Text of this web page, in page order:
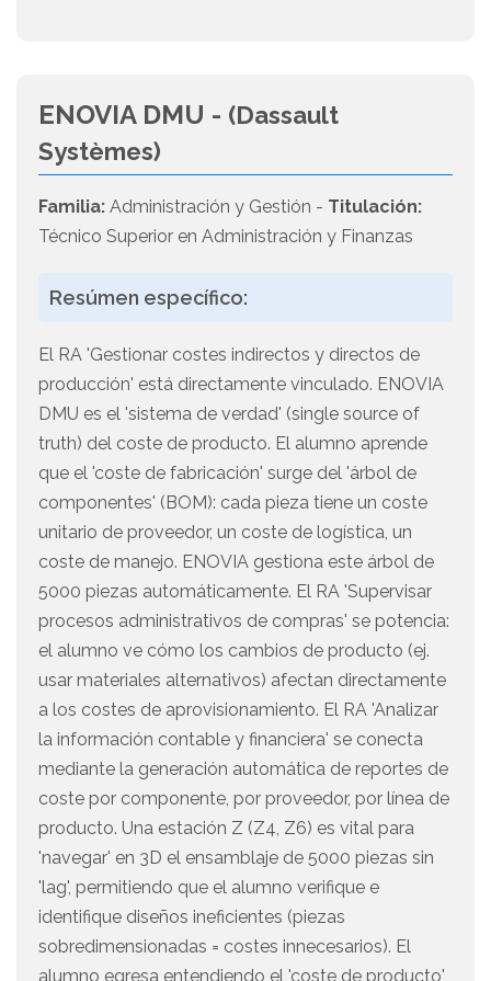
ENOVIA DMU - (Dassault
Systèmes)
Familia: Administración y Gestión - Titulación:
Técnico Superior en Administración y Finanzas
Resúmen específico:
El RA 'Gestionar costes indirectos y directos de
producción' está directamente vinculado. ENOVIA
DMU es el 'sistema de verdad' (single source of
truth) del coste de producto. El alumno aprende
que el 'coste de fabricación' surge del 'árbol de
componentes' (BOM): cada pieza tiene un coste
unitario de proveedor, un coste de logística, un
coste de manejo. ENOVIA gestiona este árbol de
5000 piezas automáticamente. El RA 'Supervisar
procesos administrativos de compras' se potencia:
el alumno ve cómo los cambios de producto (ej.
usar materiales alternativos) afectan directamente
a los costes de aprovisionamiento. El RA 'Analizar
la información contable y financiera' se conecta
mediante la generación automática de reportes de
coste por componente, por proveedor, por línea de
producto. Una estación Z (Z4, Z6) es vital para
'navegar' en 3D el ensamblaje de 5000 piezas sin
'lag', permitiendo que el alumno verifique e
identifique diseños ineficientes (piezas
sobredimensionadas = costes innecesarios). El
alumno egresa entendiendo el 'coste de producto'